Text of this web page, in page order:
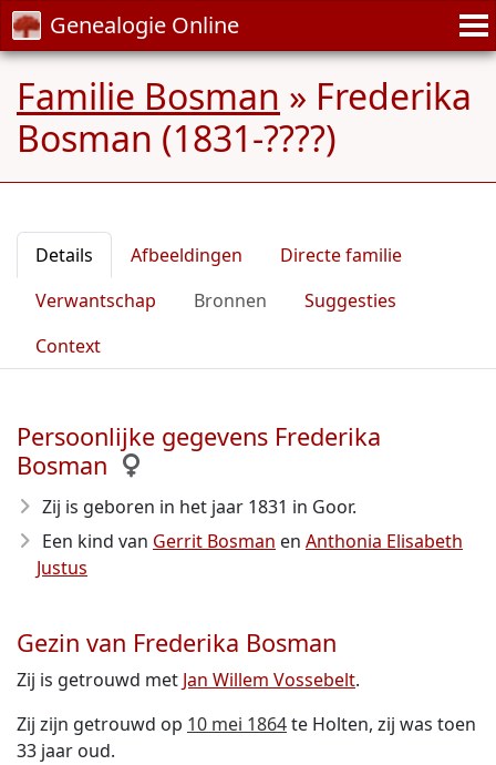
Genealogie Online
Familie Bosman » Frederika
Bosman (1831-????)
Details Afbeeldingen
Directe familie
Verwantschap
Bronnen
Suggesties
Context
Persoonlijke gegevens Frederika
Bosman
Zij is geboren in het jaar 1831 in Goor.
Een kind van Gerrit Bosman en Anthonia Elisabeth
Justus
Gezin van Frederika Bosman
Zij is getrouwd met Jan Willem Vossebelt.
Zij zijn getrouwd op 10 mei 1864te Holten, zij was toen
33 jaar oud.